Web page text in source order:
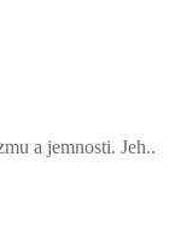
a jemnosti. Jeh..